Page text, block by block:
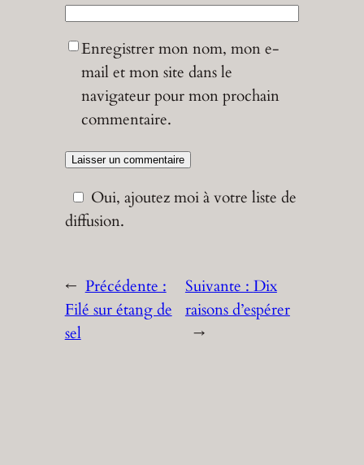
Enregistrer mon nom, mon e-
mail et mon site dans le
navigateur pour mon prochain
commentaire.
Oui, ajoutez moi à votre liste de
diffusion.
← Précédente :
Filé sur étang de
sel
Suivante : Dix
raisons d’espérer
→